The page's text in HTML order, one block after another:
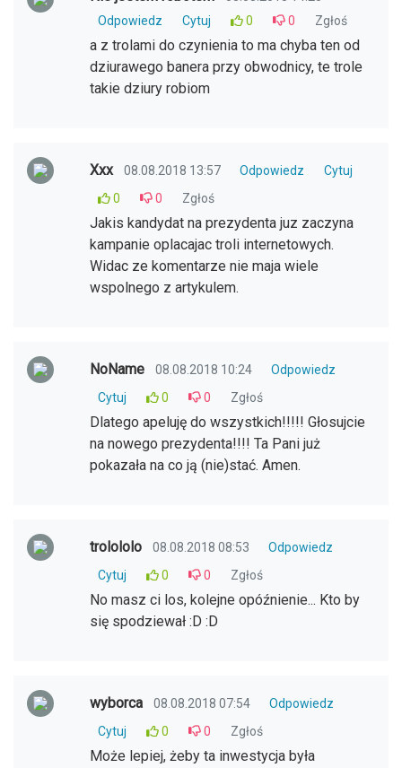
Odpowiedz
Cytuj 0 0 Zgłoś
a z trolami do czynienia to ma chyba ten od
dziurawego banera przy obwodnicy, te trole
takie dziury robiom
Xxx 08.08.2018 13:57 Odpowiedz
Cytuj
0
0 Zgłoś
Jakis kandydat na prezydenta juz zaczyna
kampanie oplacajac troli internetowych.
Widac ze komentarze nie maja wiele
wspolnego z artykulem.
NoName 08.08.2018 10:24
Odpowiedz
Cytuj
0 0 Zgłoś
Dlatego apeluję do wszystkich!!!!! Głosujcie
na nowego prezydenta!!!! Ta Pani już
pokazała na co ją (nie)stać. Amen.
trolololo 08.08.2018 08:53
Odpowiedz
Cytuj
0 0 Zgłoś
No masz ci los, kolejne opóźnienie... Kto by
się spodziewał :D :D
wyborca 08.08.2018 07:54
Odpowiedz
Cytuj
0 0 Zgłoś
Może lepiej, żeby ta inwestycja była